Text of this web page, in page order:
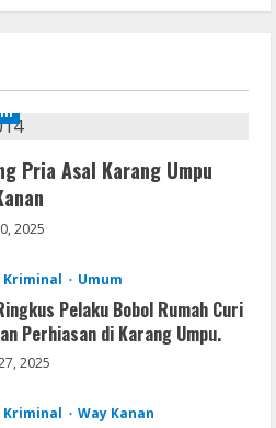
8, 2026
Reddit
Professional Plus ISO File
Magnet
Pria Asal Karang Umpu
2025
Kriminal Umum
Pelaku Bobol Rumah Curi
Perhiasan di Karang Umpu.
2025
Kriminal Way Kanan